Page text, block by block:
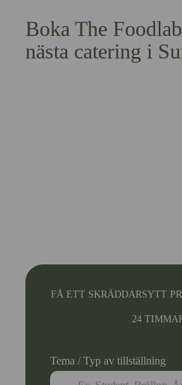
Boka The
nästa catering i
FÅ ETT SKRÄDDARSYTT
24
Tema / Typ av tillställning